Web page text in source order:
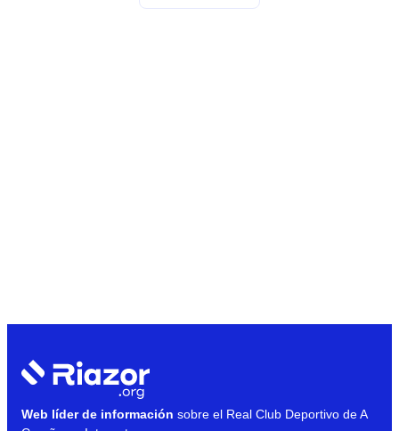
Web líder de información sobre el Real Club Deportivo de A